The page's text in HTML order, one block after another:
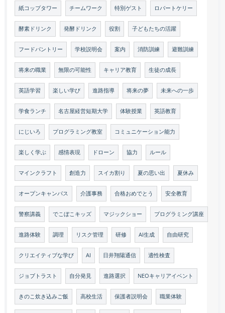
紙コップタワー チームワーク 特別ゲスト ロバートケリー
酵素ドリンク 発酵ドリンク 役割 子どもたちの活躍
フードパントリー 学校説明会 案内 消防訓練 避難訓練
将来の職業 無限の可能性 キャリア教育 生徒の成長
英語学習 楽しい学び 進路指導 将来の夢 未来への一歩
学食ランチ 名古屋経営短期大学 体験授業 英語教育
にじいろ プログラミング教室 コミュニケーション能力
楽しく学ぶ 感情表現 ドローン 協力 ルール
マインクラフト 創造力 スイカ割り 夏の思い出 夏休み
オープンキャンパス 介護事務 合格おめでとう 安全教育
警察講義 でこぼこキッズ マジックショー プログラミング講座
進路体験 調理 リスク管理 研修 AI生成 自由研究
クリエイティブな学び AI 日井翔陽通信 適性検査
ジョブトラスト 自分発見 進路選択 NEOキャリアイベント
きのこ炊き込みご飯 高校生活 保護者説明会 職業体験